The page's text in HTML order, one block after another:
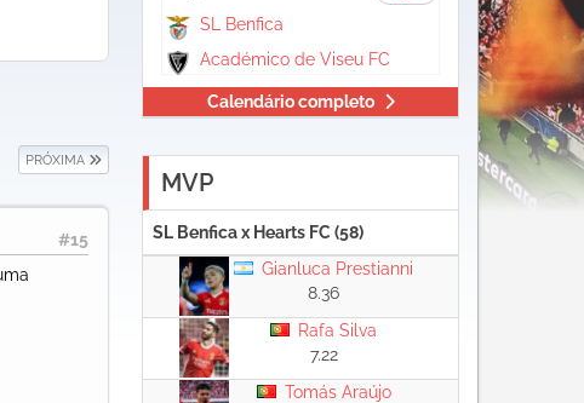
PRÓXIMA
#15
SL Benfica
Académico de Viseu FC
Calendário completo
MVP
SL Benfica x Hearts FC (58)
Gianluca Prestianni
8.36
Rafa Silva
7.22
Tomás Araújo